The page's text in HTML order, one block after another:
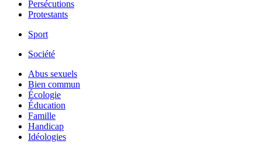
Persécutions
Protestants
Sport
Société
Abus sexuels
Bien commun
Écologie
Éducation
Famille
Handicap
Idéologies